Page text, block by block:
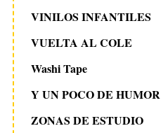
VINILOS INFANTILES
VUELTA AL COLE
Washi Tape
Y UN POCO DE HUMOR
ZONAS DE ESTUDIO